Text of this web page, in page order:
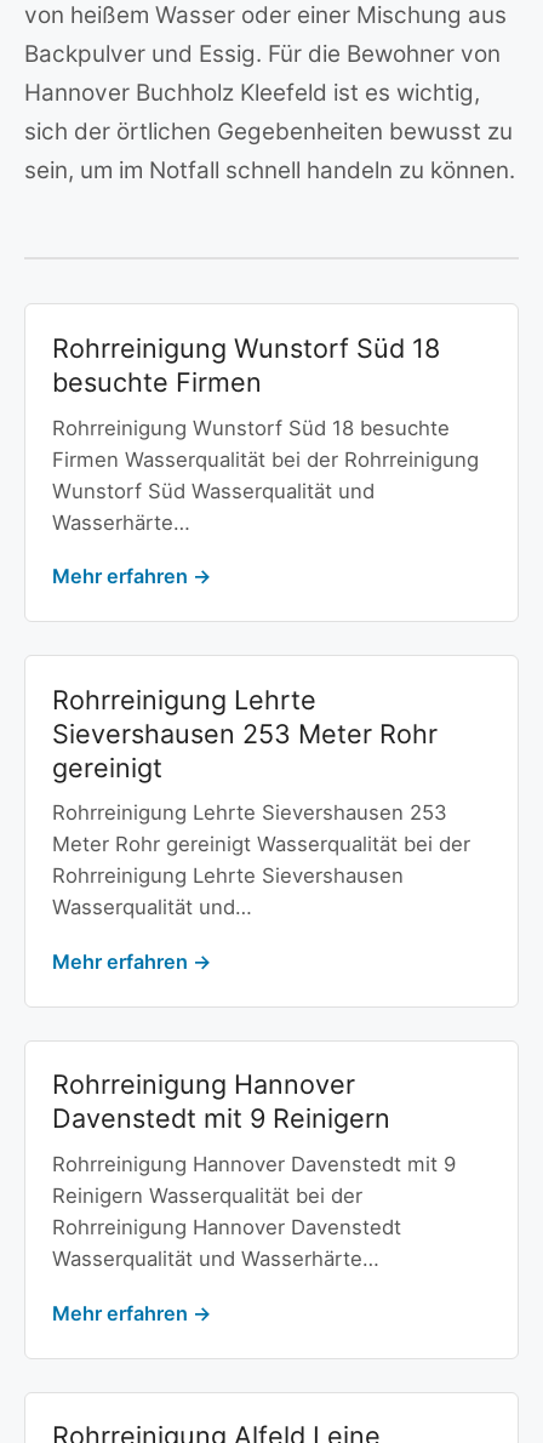
von heißem Wasser oder einer Mischung aus
Backpulver und Essig. Für die Bewohner von
Hannover Buchholz Kleefeld ist es wichtig,
sich der örtlichen Gegebenheiten bewusst zu
sein, um im Notfall schnell handeln zu können.
Rohrreinigung Wunstorf Süd 18
besuchte Firmen
Rohrreinigung Wunstorf Süd 18 besuchte
Firmen Wasserqualität bei der Rohrreinigung
Wunstorf Süd Wasserqualität und
Wasserhärte…
Mehr erfahren →
Rohrreinigung Lehrte
Sievershausen 253 Meter Rohr
gereinigt
Rohrreinigung Lehrte Sievershausen 253
Meter Rohr gereinigt Wasserqualität bei der
Rohrreinigung Lehrte Sievershausen
Wasserqualität und…
Mehr erfahren →
Rohrreinigung Hannover
Davenstedt mit 9 Reinigern
Rohrreinigung Hannover Davenstedt mit 9
Reinigern Wasserqualität bei der
Rohrreinigung Hannover Davenstedt
Wasserqualität und Wasserhärte…
Mehr erfahren →
Rohrreinigung Alfeld Leine